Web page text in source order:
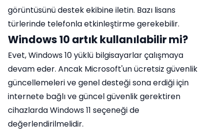
görüntüsünü destek ekibine iletin. Bazı lisans
türlerinde telefonla etkinleştirme gerekebilir.
Windows 10 artık kullanılabilir mi?
Evet, Windows 10 yüklü bilgisayarlar çalışmaya
devam eder. Ancak Microsoft'un ücretsiz güvenlik
güncellemeleri ve genel desteği sona erdiği için
internete bağlı ve güncel güvenlik gerektiren
cihazlarda Windows 11 seçeneği de
değerlendirilmelidir.